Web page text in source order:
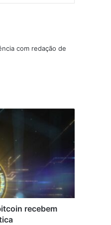
com redação de
recebem